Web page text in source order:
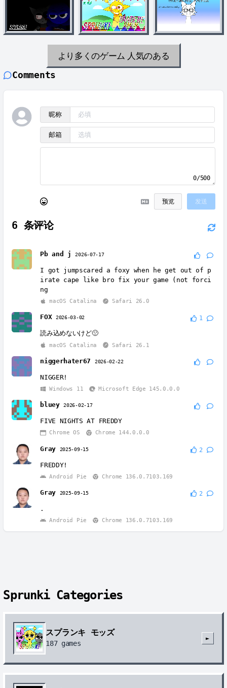
より多くのゲーム 人気のある
Comments
昵称
邮箱
0/500
预览 发送
6 条评论
Pb and j 2026-07-17
I got jumpscared a foxy when he get out of p
irate cape like bro fix your game (not forci
ng
macOS Catalina Safari 26.0
FOX 2026-03-02 1
読み込めないけど🙁
macOS Catalina Safari 26.1
niggerhater67 2026-02-22
NIGGER!
Windows 11 Microsoft Edge 145.0.0.0
bluey 2026-02-17
FIVE NIGHTS AT FREDDY
Chrome OS Chrome 144.0.0.0
Gray 2025-09-15 2
FREDDY!
Android Pie Chrome 136.0.7103.169
Gray 2025-09-15 2
.
Android Pie Chrome 136.0.7103.169
Sprunki Categories
スプランキ モッズ
187games
►